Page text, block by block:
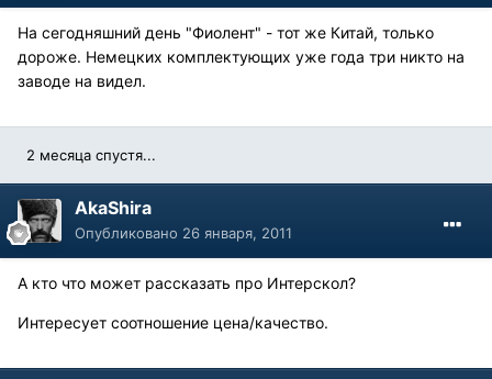
На сегодняшний день "Фиолент" - тот же Китай, только
дороже. Немецких комплектующих уже года три никто на
заводе на видел.
2 месяца спустя...
AkaShira
Опубликовано 26 января, 2011
А кто что может рассказать про Интерскол?
Интересует соотношение цена/качество.